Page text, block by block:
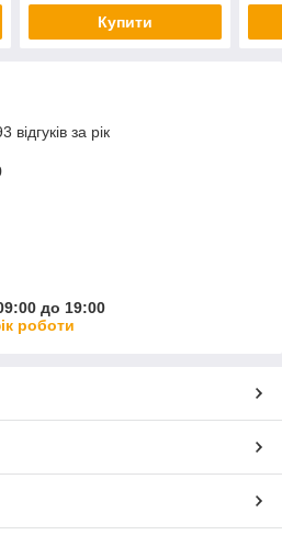
Купити
за рік
до 19:00
роботи